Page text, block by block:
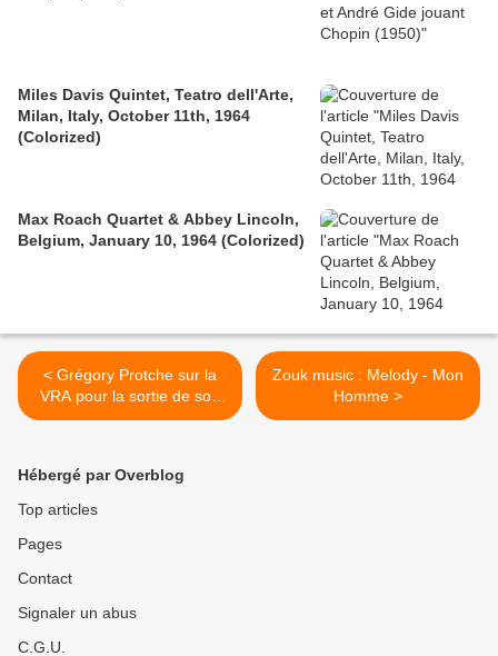
Miles Davis Quintet, Teatro dell'Arte,
Milan, Italy, October 11th, 1964
(Colorized)
Max Roach Quartet & Abbey Lincoln,
Belgium, January 10, 1964 (Colorized)
< Grégory Protche sur la
VRA pour la sortie de son
livre : "On a gagné les
propagande des médias
Zouk music : Melody - Mon
Homme >
Hébergé par Overblog
Top articles
Pages
Contact
Signaler un abus
C.G.U.